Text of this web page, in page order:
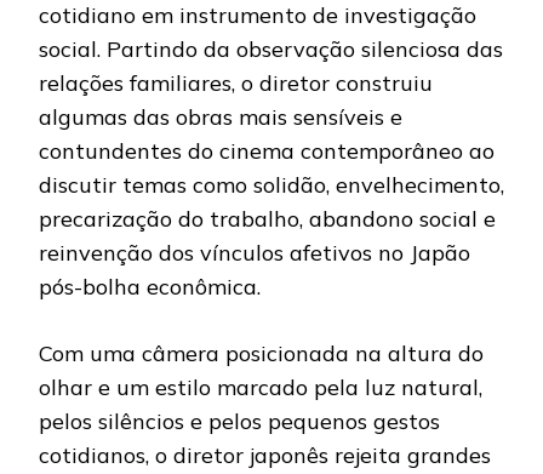
cotidiano em instrumento de investigação
social. Partindo da observação silenciosa das
relações familiares, o diretor construiu
algumas das obras mais sensíveis e
contundentes do cinema contemporâneo ao
discutir temas como solidão, envelhecimento,
precarização do trabalho, abandono social e
reinvenção dos vínculos afetivos no Japão
pós-bolha econômica.
Com uma câmera posicionada na altura do
olhar e um estilo marcado pela luz natural,
pelos silêncios e pelos pequenos gestos
cotidianos, o diretor japonês rejeita grandes